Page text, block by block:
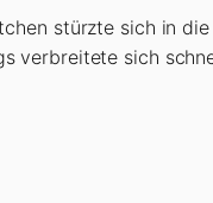
stürzte sich in
verbreitete sich